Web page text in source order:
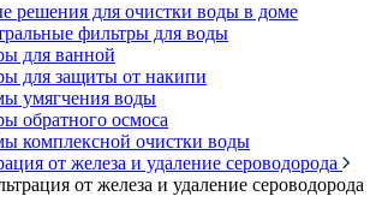
решения для очистки воды в доме
фильтры для воды
для ванной
для защиты от накипи
умягчения воды
обратного осмоса
комплексной очистки воды
от железа и удаление сероводорода
от железа и удаление сероводорода